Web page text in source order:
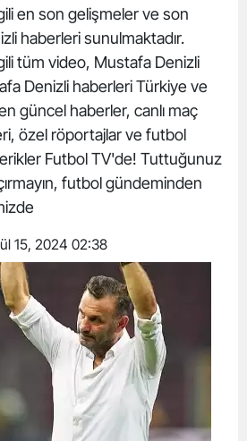
en son gelişmeler ve son
haberleri sunulmaktadır.
tüm video, Mustafa Denizli
Denizli haberleri Türkiye ve
güncel haberler, canlı maç
özel röportajlar ve futbol
Futbol TV'de! Tuttuğunuz
futbol gündeminden
15, 2024 02:38